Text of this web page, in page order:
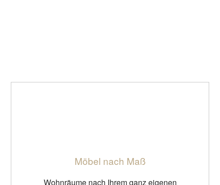
Möbel nach Maß
Wohnräume nach Ihrem ganz eigenen